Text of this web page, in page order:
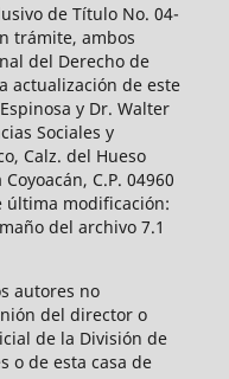
de Título No. 04-
trámite, ambos
del Derecho de
actualización de este
y Dr. Walter
Sociales y
Calz. del Hueso
C.P. 04960
última modificación:
del archivo 7.1
autores no
del director o
de la División de
o de esta casa de